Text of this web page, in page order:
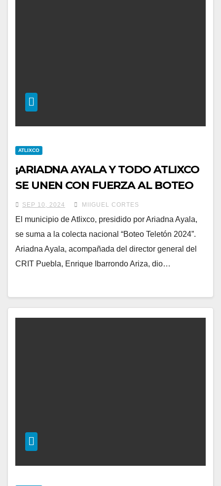
ATLIXCO
¡ARIADNA AYALA Y TODO ATLIXCO
SE UNEN CON FUERZA AL BOTEO
TELETÓN 2024!
SEP 10, 2024 MIIGUEL CORTES
El municipio de Atlixco, presidido por Ariadna Ayala,
se suma a la colecta nacional “Boteo Teletón 2024”.
Ariadna Ayala, acompañada del director general del
CRIT Puebla, Enrique Ibarrondo Ariza, dio…